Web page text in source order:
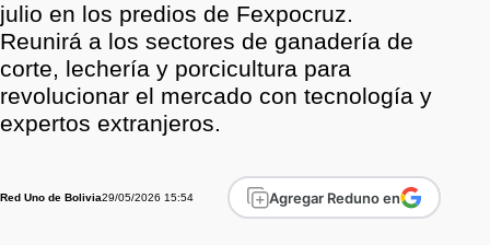
julio en los predios de Fexpocruz.
Reunirá a los sectores de ganadería de
corte, lechería y porcicultura para
revolucionar el mercado con tecnología y
expertos extranjeros.
Red Uno de Bolivia29/05/2026 15:54 Agregar Reduno en